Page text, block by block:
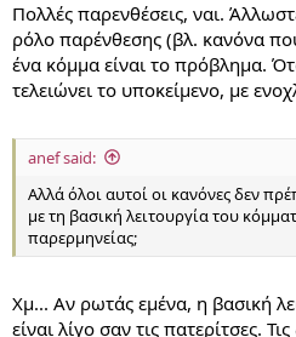
Πολλές παρενθέσεις, ναι.
ρόλο παρένθεσης (βλ. κανόνα
ένα κόμμα είναι το πρόβλημα.
τελειώνει το υποκείμενο, με
anef said:
Αλλά όλοι αυτοί οι κανόνες δεν
με τη βασική λειτουργία του
παρερμηνείας;
Χμ... Αν ρωτάς εμένα, η βασική
είναι λίγο σαν τις πατερίτσες.